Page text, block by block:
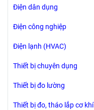
Điện dân dụng
Điện công nghiệp
Điện lạnh (HVAC)
Thiết bị chuyên dụng
Thiết bị đo lường
Thiết bị đo, tháo lắp cơ khí